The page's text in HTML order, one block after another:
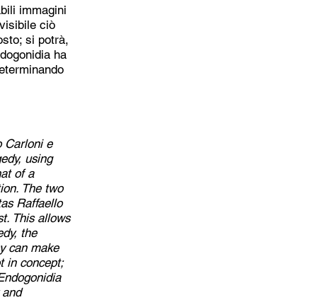
immagini
ciò
si potrà,
ha
Carloni e
using
of a
The two
Raffaello
This allows
the
can make
in concept;